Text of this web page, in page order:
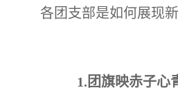
各团支部是如何展现
1. 团旗映赤子心